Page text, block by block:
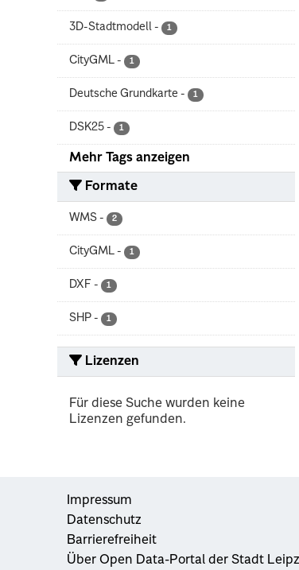
3D-Stadtmodell - 1
CityGML - 1
Deutsche Grundkarte - 1
DSK25 - 1
Mehr Tags anzeigen
Formate
WMS - 2
CityGML - 1
DXF - 1
SHP - 1
Lizenzen
Für diese Suche wurden keine
Lizenzen gefunden.
Impressum
Datenschutz
Barrierefreiheit
Über Open Data-Portal der Stadt